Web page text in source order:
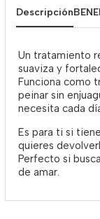
Descripción
Un tratamiento
suaviza y
Funciona como
peinar sin
necesita cada
Es para ti si
quieres
Perfecto si
de amar.